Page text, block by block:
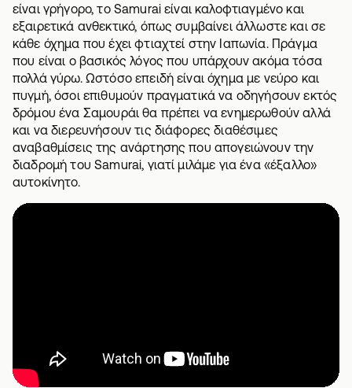
είναι γρήγορο, το Samurai είναι καλοφτιαγμένο και
εξαιρετικά ανθεκτικό, όπως συμβαίνει άλλωστε και σε
κάθε όχημα που έχει φτιαχτεί στην Ιαπωνία. Πράγμα
που είναι ο βασικός λόγος που υπάρχουν ακόμα τόσα
πολλά γύρω. Ωστόσο επειδή είναι όχημα με νεύρο και
πυγμή, όσοι επιθυμούν πραγματικά να οδηγήσουν εκτός
δρόμου ένα Σαμουράι θα πρέπει να ενημερωθούν αλλά
και να διερευνήσουν τις διάφορες διαθέσιμες
αναβαθμίσεις της ανάρτησης που απογειώνουν την
διαδρομή του Samurai, γιατί μιλάμε για ένα «έξαλλο»
αυτοκίνητο.